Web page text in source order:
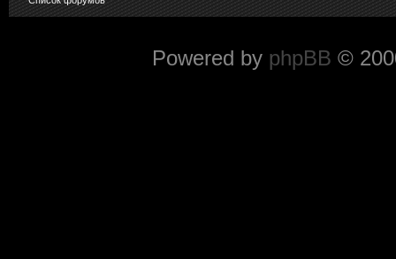
Powered by phpBB ©